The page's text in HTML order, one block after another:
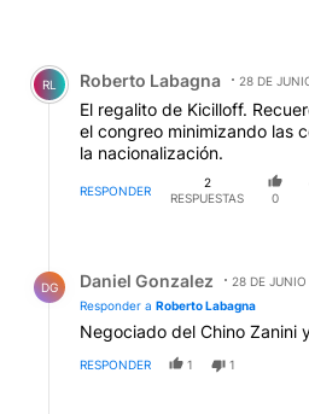
Comentario de Roberto
RL Roberto Labagna 28 DE
El regalito de Kicilloff.
el congreo minimizando las
la nacionalización.
RESPONDER
2
RESPUESTAS
0
DG Daniel Gonzalez
28 DE
Responder a Roberto Labagna
Negociado del Chino Zanini
RESPONDER 1 1